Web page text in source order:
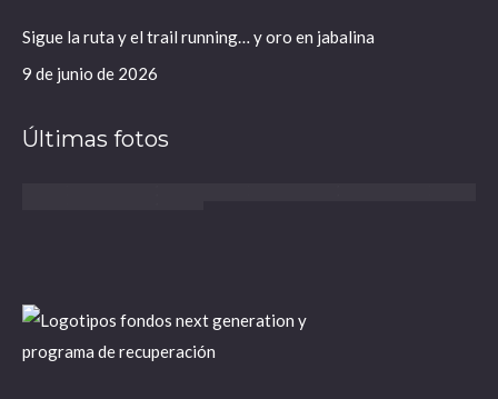
Sigue la ruta y el trail running… y oro en jabalina
9 de junio de 2026
Últimas fotos